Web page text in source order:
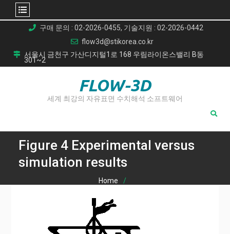
content
구매 문의 : 02-2026-0455, 기술지원 : 02-2026-0442
flow3d@stikorea.co.kr
서울시 금천구 가산디지털1로 168 우림라이온스밸리 B동
301~2
FLOW-3D
세계 최강의 자유표면 수치해석 소프트웨어
Figure 4 Experimental versus
simulation results
Home
Deposition) 전산 모델 연구
Figure 4 Experimental versus simulation results